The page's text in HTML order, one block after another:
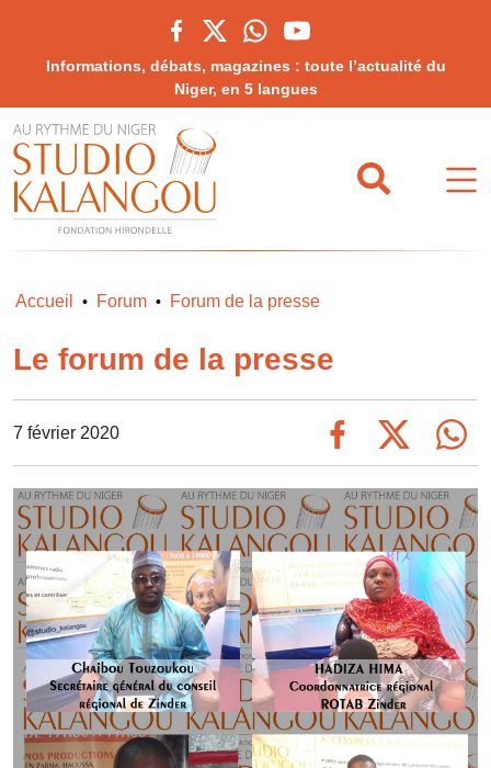
Informations, débats, magazines : toute l’actualité du
Niger, en 5 langues
Accueil • Forum • Forum de la presse
Le forum de la presse
7 février 2020